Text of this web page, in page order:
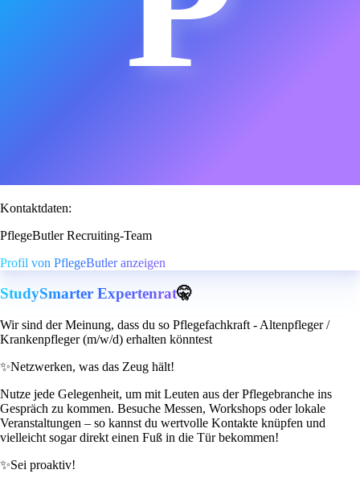
Kontaktdaten:
PflegeButler Recruiting-Team
Profil von PflegeButler anzeigen
StudySmarter Expertenrat🤫
Wir sind der Meinung, dass du so Pflegefachkraft - Altenpfleger /
Krankenpfleger (m/w/d) erhalten könntest
✨Netzwerken, was das Zeug hält!
Nutze jede Gelegenheit, um mit Leuten aus der Pflegebranche ins
Gespräch zu kommen. Besuche Messen, Workshops oder lokale
Veranstaltungen – so kannst du wertvolle Kontakte knüpfen und
vielleicht sogar direkt einen Fuß in die Tür bekommen!
✨Sei proaktiv!